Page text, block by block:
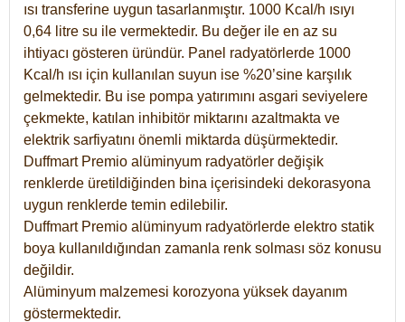
ısı transferine uygun tasarlanmıştır. 1000 Kcal/h ısıyı
0,64 litre su ile vermektedir. Bu değer ile en az su
ihtiyacı gösteren üründür. Panel radyatörlerde 1000
Kcal/h ısı için kullanılan suyun ise %20’sine karşılık
gelmektedir. Bu ise pompa yatırımını asgari seviyelere
çekmekte, katılan inhibitör miktarını azaltmakta ve
elektrik sarfiyatını önemli miktarda düşürmektedir.
Duffmart Premio alüminyum radyatörler değişik
renklerde üretildiğinden bina içerisindeki dekorasyona
uygun renklerde temin edilebilir.
Duffmart Premio alüminyum radyatörlerde elektro statik
boya kullanıldığından zamanla renk solması söz konusu
değildir.
Alüminyum malzemesi korozyona yüksek dayanım
göstermektedir.